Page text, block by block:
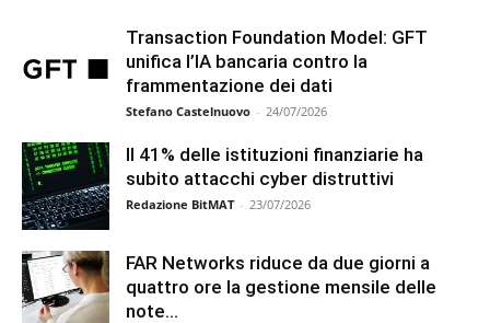
Transaction Foundation Model: GFT
unifica l’IA bancaria contro la
frammentazione dei dati
Stefano Castelnuovo - 24/07/2026
Il 41% delle istituzioni finanziarie ha
subito attacchi cyber distruttivi
Redazione BitMAT - 23/07/2026
FAR Networks riduce da due giorni a
quattro ore la gestione mensile delle
note...